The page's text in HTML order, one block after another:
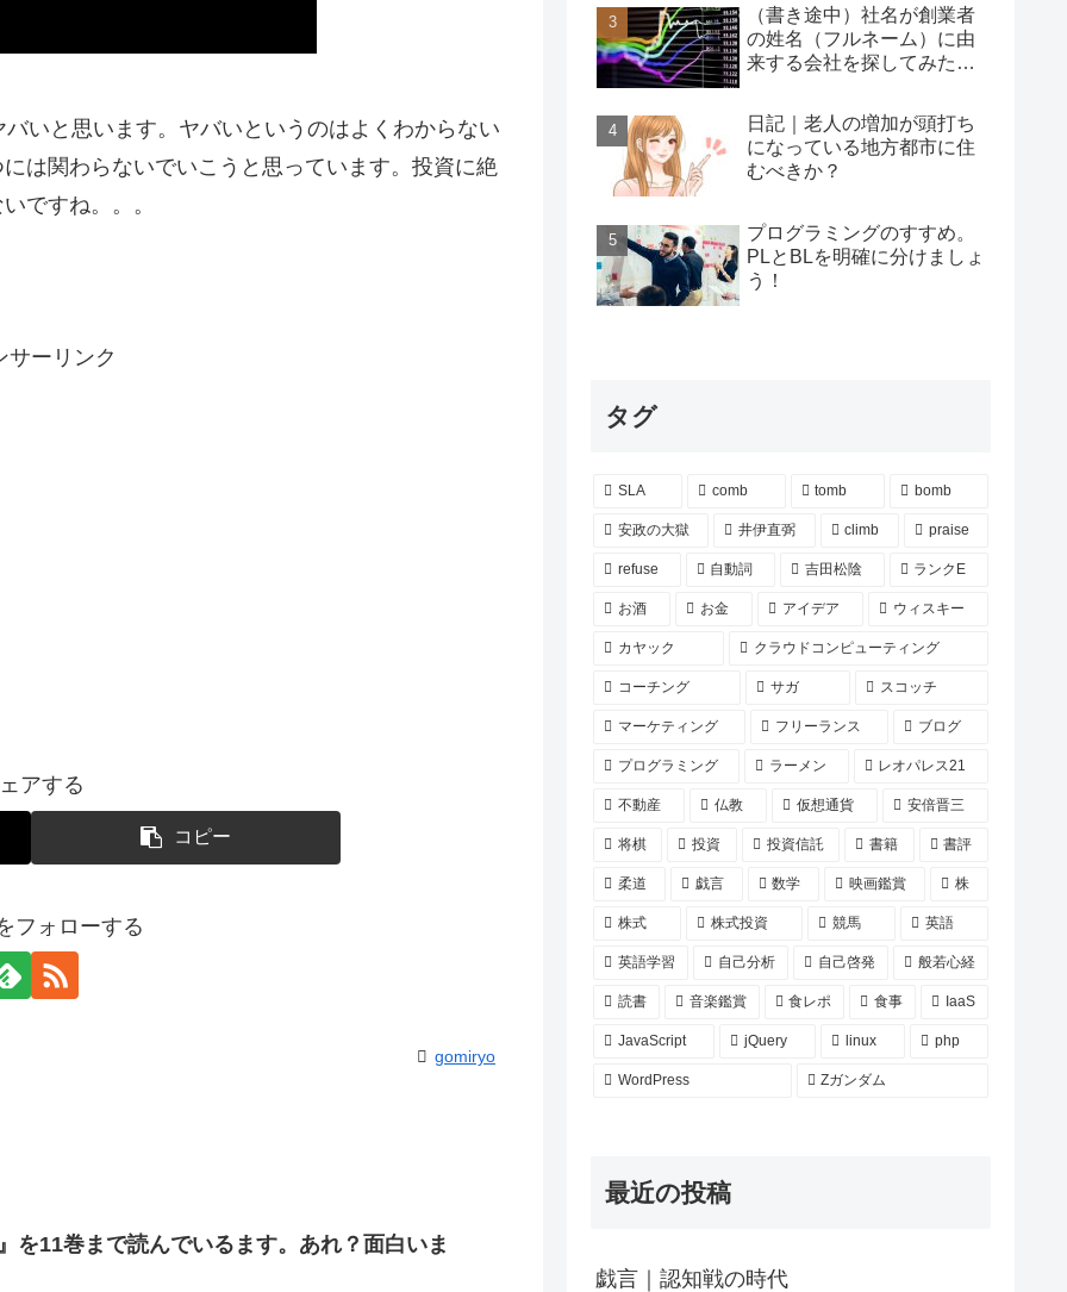
いと思います。ヤバいというのはよくわからない
は関わらないでいこうと思っています。投資に絶
ですね。。。
サーリンク
アする
コピー
フォローする
gomiryo
を11巻まで読んでいるます。あれ？面白いま
（書き途中）社名が創業者
の姓名（フルネーム）に由
来する会社を探してみた…
日記｜老人の増加が頭打ち
になっている地方都市に住
むべきか？
プログラミングのすすめ。
PLとBLを明確に分けましょ
う！
タグ
SLA comb tomb bomb
安政の大獄 井伊直弼 climb praise
refuse 自動詞 吉田松陰 ランクE
お酒 お金 アイデア ウィスキー
カヤック クラウドコンピューティング
コーチング サガ スコッチ
マーケティング フリーランス ブログ
プログラミング ラーメン レオパレス21
不動産 仏教 仮想通貨 安倍晋三
将棋 投資 投資信託 書籍 書評
柔道 戯言 数学 映画鑑賞 株
株式 株式投資 競馬 英語
英語学習 自己分析 自己啓発 般若心経
読書 音楽鑑賞 食レポ 食事 IaaS
JavaScript jQuery linux php
WordPress Zガンダム
最近の投稿
戯言｜認知戦の時代